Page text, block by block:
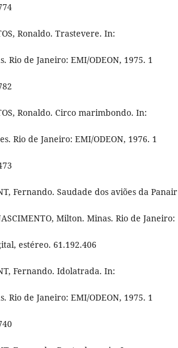
Ronaldo. Trastevere. In:
Rio de Janeiro: EMI/ODEON, 1975. 1
Ronaldo. Circo marimbondo. In:
Rio de Janeiro: EMI/ODEON, 1976. 1
Fernando. Saudade dos aviões da Panair
Milton. Minas. Rio de Janeiro:
estéreo. 61.192.406
Fernando. Idolatrada. In:
Rio de Janeiro: EMI/ODEON, 1975. 1